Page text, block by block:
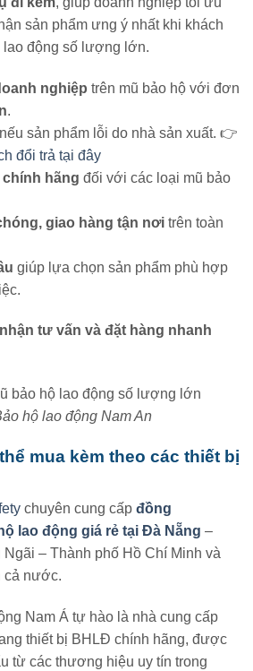
sản phẩm ưng ý nhất khi khách
lao động số lượng lớn.
nghiệp trên mũ bảo hộ với đơn
.
nếu sản phẩm lỗi do nhà sản xuất. 👉
đổi trả tại đây
hãng đối với các loại mũ bảo
giao hàng tận nơi trên toàn
giúp lựa chọn sản phẩm phù hợp
tư vấn và đặt hàng nhanh
hộ lao động Nam An
mua kèm theo các thiết bị
chuyên cung cấp đồng
lao động giá rẻ tại Đà Nẵng –
Ngãi – Thành phố Hồ Chí Minh và
cả nước.
Nam Á tự hào là nhà cung cấp
thiết bị BHLĐ chính hãng, được
từ các thương hiệu uy tín trong